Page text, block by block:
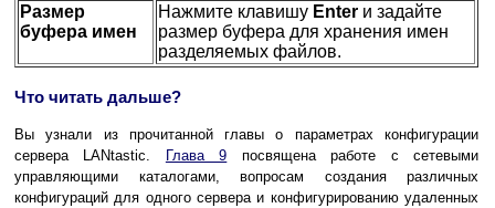
Размер
буфера имен
Нажмите клавишу Enter и задайте
размер буфера для хранения имен
разделяемых файлов.
Что читать дальше?
Вы узнали из прочитанной главы о параметрах конфигурации
сервера LANtastic.
Глава 9 посвящена работе с сетевыми
управляющими каталогами, вопросам создания различных
конфигураций для одного сервера и конфигурированию удаленных